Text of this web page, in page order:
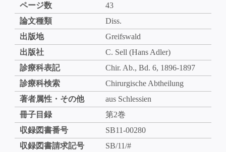
ページ数
43
論文種類
Diss.
出版地
Greifswald
出版社
C. Sell (Hans Adler)
診療科表記
Chir. Ab., Bd. 6, 1896-1897
診療科検索
Chirurgische Abtheilung
著者属性・その他
aus Schlessien
冊子目録
第2巻
収録図書番号
SB11-00280
収録図書請求記号
SB/11/#